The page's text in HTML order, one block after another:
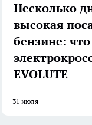
Несколько
высокая
бензине:
EVOLUTE
31 июля